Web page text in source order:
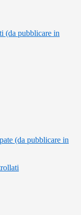
(da pubblicare in
(da pubblicare in